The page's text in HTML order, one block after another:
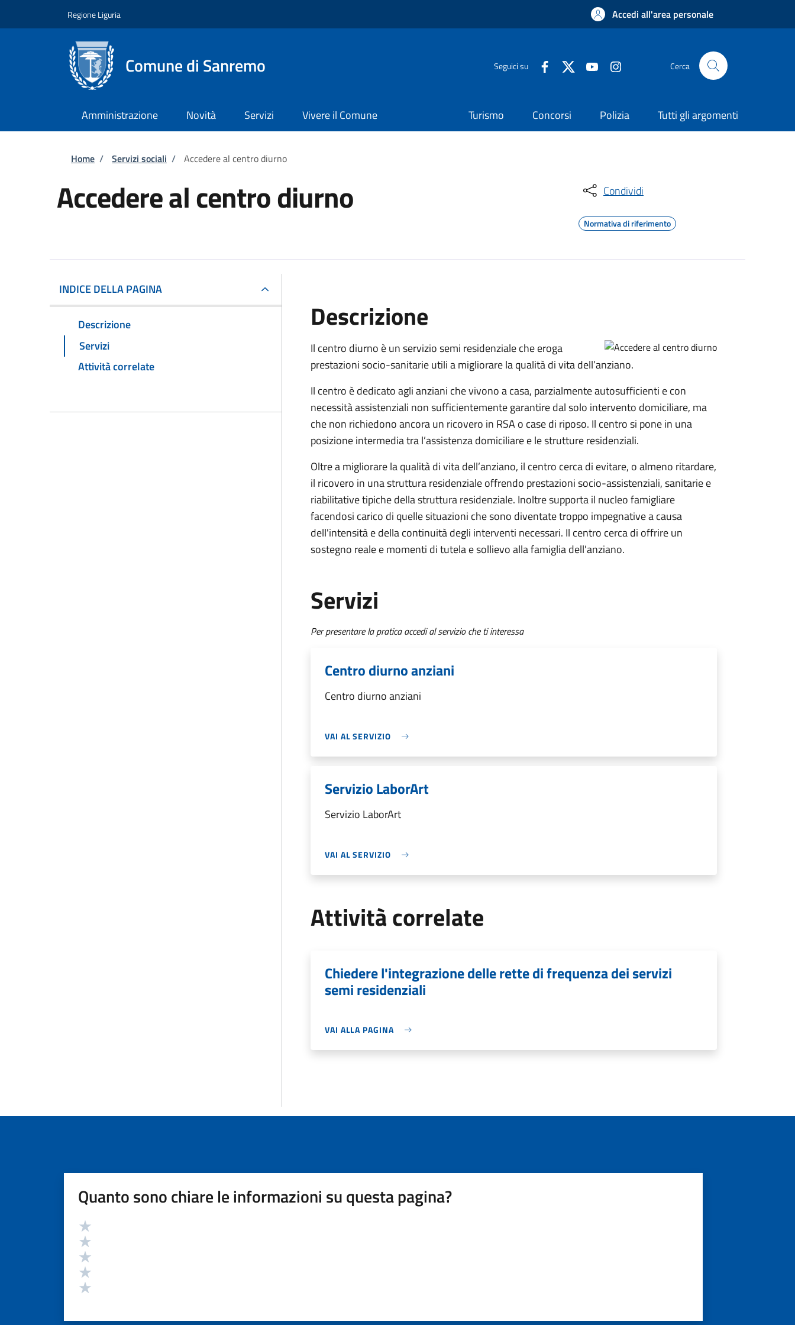
Regione Liguria Accedi all'area personale
Comune di Sanremo Seguici su Cerca
Amministrazione Novità Servizi Vivere il Comune Turismo Concorsi Polizia Tutti gli argomenti
Briciole di pane
Home / Servizi sociali / Accedere al centro diurno
Accedere al centro diurno Condividi
Normativa di riferimento
INDICE DELLA PAGINA
Descrizione
Servizi
Attività correlate
Descrizione
Il centro diurno è un servizio semi residenziale che eroga
prestazioni socio-sanitarie utili a migliorare la qualità di vita dell’anziano.
Il centro è dedicato agli anziani che vivono a casa, parzialmente autosufficienti e con
necessità assistenziali non sufficientemente garantire dal solo intervento domiciliare, ma
che non richiedono ancora un ricovero in RSA o case di riposo. Il centro si pone in una
posizione intermedia tra l’assistenza domiciliare e le strutture residenziali.
Oltre a migliorare la qualità di vita dell’anziano, il centro cerca di evitare, o almeno ritardare,
il ricovero in una struttura residenziale offrendo prestazioni socio-assistenziali, sanitarie e
riabilitative tipiche della struttura residenziale. Inoltre supporta il nucleo famigliare
facendosi carico di quelle situazioni che sono diventate troppo impegnative a causa
dell'intensità e della continuità degli interventi necessari. Il centro cerca di offrire un
sostegno reale e momenti di tutela e sollievo alla famiglia dell'anziano.
Servizi
Per presentare la pratica accedi al servizio che ti interessa
Centro diurno anziani
Centro diurno anziani
VAI AL SERVIZIO
Servizio LaborArt
Servizio LaborArt
VAI AL SERVIZIO
Attività correlate
Chiedere l'integrazione delle rette di frequenza dei servizi
semi residenziali
VAI ALLA PAGINA
Quanto sono chiare le informazioni su questa pagina?
Valutazione